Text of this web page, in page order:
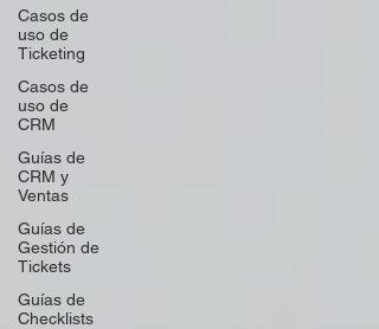
Casos de
uso de
Ticketing
Casos de
uso de
CRM
Guías de
CRM y
Ventas
Guías de
Gestión de
Tickets
Guías de
Checklists